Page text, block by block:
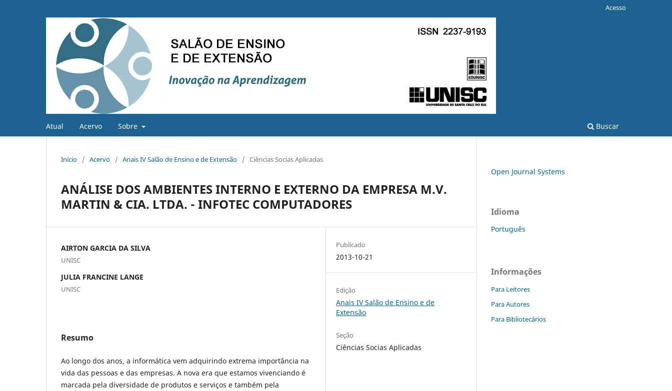
Atual Acervo Sobre Buscar
Acesso
Início / Acervo / Anais IV Salão de Ensino e de Extensão / Ciências Socias Aplicadas
ANÁLISE DOS AMBIENTES INTERNO E EXTERNO DA EMPRESA M.V.
MARTIN & CIA. LTDA. - INFOTEC COMPUTADORES
AIRTON GARCIA DA SILVA
UNISC
JULIA FRANCINE LANGE
UNISC
Resumo
Ao longo dos anos, a informática vem adquirindo extrema importância na
vida das pessoas e das empresas. A nova era que estamos vivenciando é
marcada pela diversidade de produtos e serviços e também pela
Publicado
2013-10-21
Edição
Anais IV Salão de Ensino e de
Extensão
Seção
Ciências Socias Aplicadas
Open Journal Systems
Idioma
Português
Informações
Para Leitores
Para Autores
Para Bibliotecários